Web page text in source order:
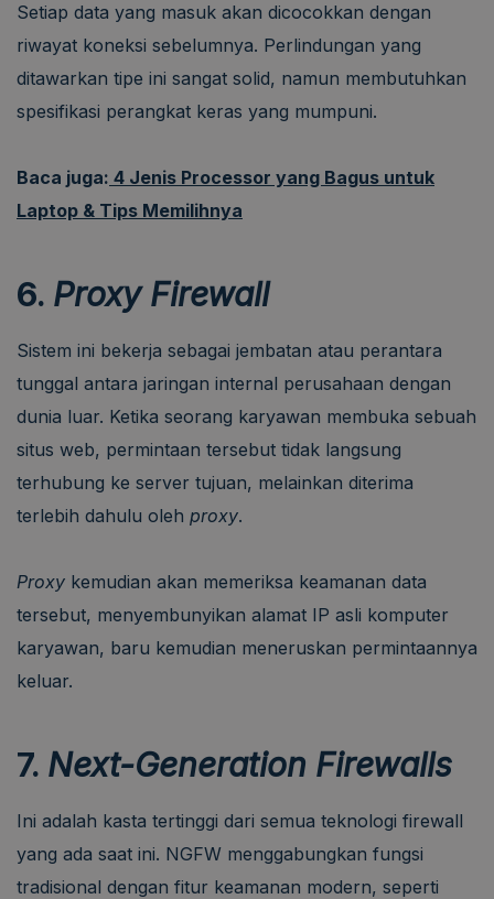
Setiap data yang masuk akan dicocokkan dengan
riwayat koneksi sebelumnya. Perlindungan yang
ditawarkan tipe ini sangat solid, namun membutuhkan
spesifikasi perangkat keras yang mumpuni.
Baca juga: 4 Jenis Processor yang Bagus untuk
Laptop & Tips Memilihnya
6. Proxy Firewall
Sistem ini bekerja sebagai jembatan atau perantara
tunggal antara jaringan internal perusahaan dengan
dunia luar. Ketika seorang karyawan membuka sebuah
situs web, permintaan tersebut tidak langsung
terhubung ke server tujuan, melainkan diterima
terlebih dahulu oleh proxy.
Proxy kemudian akan memeriksa keamanan data
tersebut, menyembunyikan alamat IP asli komputer
karyawan, baru kemudian meneruskan permintaannya
keluar.
7. Next-Generation Firewalls
Ini adalah kasta tertinggi dari semua teknologi firewall
yang ada saat ini. NGFW menggabungkan fungsi
tradisional dengan fitur keamanan modern, seperti